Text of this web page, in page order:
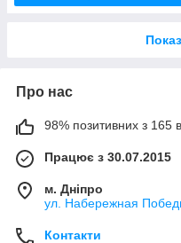
Про нас
98% позитивних з 165
Працює з 30.07.2015
м. Дніпро
ул. Набережная
Контакти